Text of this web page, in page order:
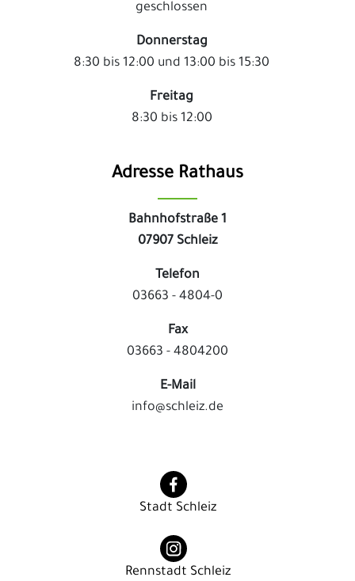
geschlossen
Donnerstag
8:30 bis 12:00 und 13:00 bis 15:30
Freitag
8:30 bis 12:00
Adresse Rathaus
Bahnhofstraße 1
07907 Schleiz
Telefon
03663 - 4804-0
Fax
03663 - 4804200
E-Mail
info@schleiz.de
Stadt Schleiz
Rennstadt Schleiz